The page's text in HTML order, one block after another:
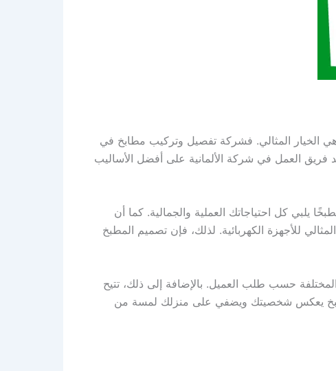
هي الخيار المثالي. فشركة تفصيل وتركيب مطابخ في
فريق العمل في شركة الألمانية على أفضل الأساليب
يلبي كل احتياجاتك العملية والجمالية. كما أن
للأجهزة الكهربائية. لذلك، فإن تصميم المطبخ
المختلفة حسب طلب العميل. بالإضافة إلى ذلك، تتيح
يعكس شخصيتك ويضفي على منزلك لمسة من